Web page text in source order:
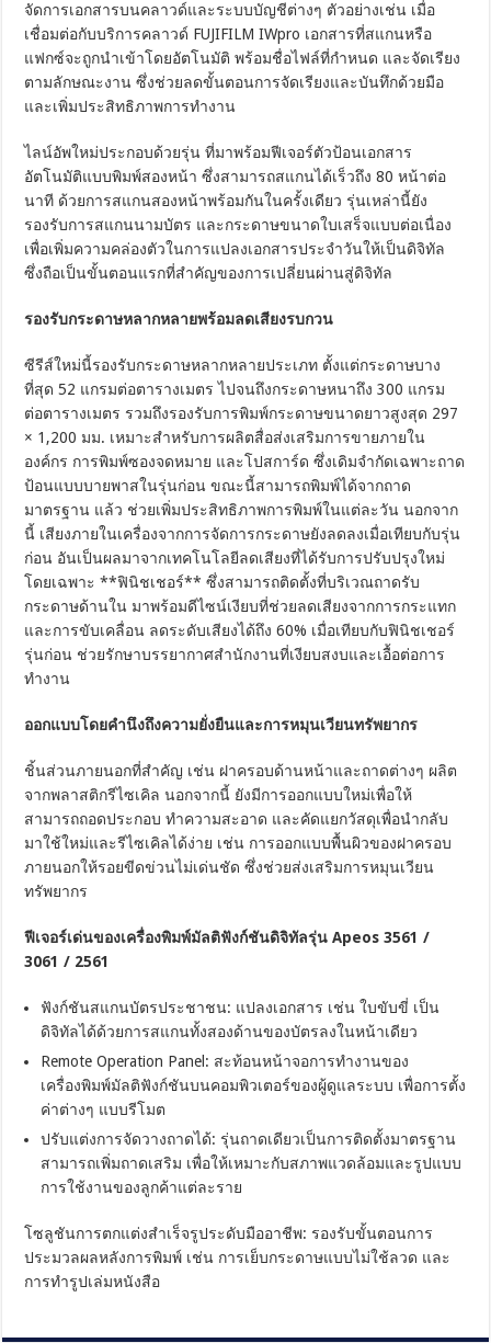
จัดการเอกสารบนคลาวด์และระบบบัญชีต่างๆ ตัวอย่างเช่น เมื่อ
เชื่อมต่อกับบริการคลาวด์ FUJIFILM IWpro เอกสารที่สแกนหรือ
แฟกซ์จะถูกนำเข้าโดยอัตโนมัติ พร้อมชื่อไฟล์ที่กำหนด และจัดเรียง
ตามลักษณะงาน ซึ่งช่วยลดขั้นตอนการจัดเรียงและบันทึกด้วยมือ
และเพิ่มประสิทธิภาพการทำงาน
ไลน์อัพใหม่ประกอบด้วยรุ่น ที่มาพร้อมฟีเจอร์ตัวป้อนเอกสาร
อัตโนมัติแบบพิมพ์สองหน้า ซึ่งสามารถสแกนได้เร็วถึง 80 หน้าต่อ
นาที ด้วยการสแกนสองหน้าพร้อมกันในครั้งเดียว รุ่นเหล่านี้ยัง
รองรับการสแกนนามบัตร และกระดาษขนาดใบเสร็จแบบต่อเนื่อง
เพื่อเพิ่มความคล่องตัวในการแปลงเอกสารประจำวันให้เป็นดิจิทัล
ซึ่งถือเป็นขั้นตอนแรกที่สำคัญของการเปลี่ยนผ่านสู่ดิจิทัล
รองรับกระดาษหลากหลายพร้อมลดเสียงรบกวน
ซีรีส์ใหม่นี้รองรับกระดาษหลากหลายประเภท ตั้งแต่กระดาษบาง
ที่สุด 52 แกรมต่อตารางเมตร ไปจนถึงกระดาษหนาถึง 300 แกรม
ต่อตารางเมตร รวมถึงรองรับการพิมพ์กระดาษขนาดยาวสูงสุด 297
× 1,200 มม. เหมาะสำหรับการผลิตสื่อส่งเสริมการขายภายใน
องค์กร การพิมพ์ซองจดหมาย และโปสการ์ด ซึ่งเดิมจำกัดเฉพาะถาด
ป้อนแบบบายพาสในรุ่นก่อน ขณะนี้สามารถพิมพ์ได้จากถาด
มาตรฐาน แล้ว ช่วยเพิ่มประสิทธิภาพการพิมพ์ในแต่ละวัน นอกจาก
นี้ เสียงภายในเครื่องจากการจัดการกระดาษยังลดลงเมื่อเทียบกับรุ่น
ก่อน อันเป็นผลมาจากเทคโนโลยีลดเสียงที่ได้รับการปรับปรุงใหม่
โดยเฉพาะ **ฟินิชเชอร์** ซึ่งสามารถติดตั้งที่บริเวณถาดรับ
กระดาษด้านใน มาพร้อมดีไซน์เงียบที่ช่วยลดเสียงจากการกระแทก
และการขับเคลื่อน ลดระดับเสียงได้ถึง 60% เมื่อเทียบกับฟินิชเชอร์
รุ่นก่อน ช่วยรักษาบรรยากาศสำนักงานที่เงียบสงบและเอื้อต่อการ
ทำงาน
ออกแบบโดยคำนึงถึงความยั่งยืนและการหมุนเวียนทรัพยากร
ชิ้นส่วนภายนอกที่สำคัญ เช่น ฝาครอบด้านหน้าและถาดต่างๆ ผลิต
จากพลาสติกรีไซเคิล นอกจากนี้ ยังมีการออกแบบใหม่เพื่อให้
สามารถถอดประกอบ ทำความสะอาด และคัดแยกวัสดุเพื่อนำกลับ
มาใช้ใหม่และรีไซเคิลได้ง่าย เช่น การออกแบบพื้นผิวของฝาครอบ
ภายนอกให้รอยขีดข่วนไม่เด่นชัด ซึ่งช่วยส่งเสริมการหมุนเวียน
ทรัพยากร
ฟีเจอร์เด่นของเครื่องพิมพ์มัลติฟังก์ชันดิจิทัลรุ่น Apeos 3561 /
3061 / 2561
ฟังก์ชันสแกนบัตรประชาชน: แปลงเอกสาร เช่น ใบขับขี่ เป็น
ดิจิทัลได้ด้วยการสแกนทั้งสองด้านของบัตรลงในหน้าเดียว
Remote Operation Panel: สะท้อนหน้าจอการทำงานของ
เครื่องพิมพ์มัลติฟังก์ชันบนคอมพิวเตอร์ของผู้ดูแลระบบ เพื่อการตั้ง
ค่าต่างๆ แบบรีโมต
ปรับแต่งการจัดวางถาดได้: รุ่นถาดเดียวเป็นการติดตั้งมาตรฐาน
สามารถเพิ่มถาดเสริม เพื่อให้เหมาะกับสภาพแวดล้อมและรูปแบบ
การใช้งานของลูกค้าแต่ละราย
โซลูชันการตกแต่งสำเร็จรูประดับมืออาชีพ: รองรับขั้นตอนการ
ประมวลผลหลังการพิมพ์ เช่น การเย็บกระดาษแบบไม่ใช้ลวด และ
การทำรูปเล่มหนังสือ